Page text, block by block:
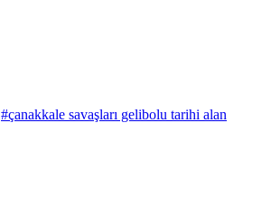
#çanakkale savaşları gelibolu tarihi alan